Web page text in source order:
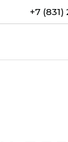
+7